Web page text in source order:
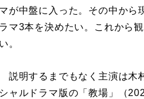
マが中盤に入った。その中から
ラマ3本を決めたい。これから
い。
説明するまでもなく主演は木
シャルドラマ版の「教場」（